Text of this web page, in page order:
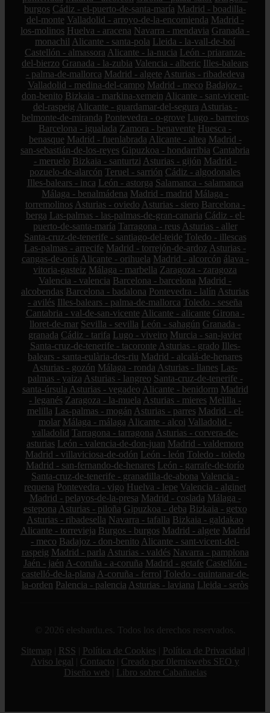
burgos Cádiz - el-puerto-de-santa-maría Madrid - boadilla-
del-monte Valladolid - arroyo-de-la-encomienda Madrid -
los-molinos Huelva - aracena Navarra - mendavia Granada -
monachil Alicante - santa-pola Lleida - la-vall-de-boí
Castellón - almassora Alicante - la-nucia León - priaranza-
del-bierzo Granada - la-zubia Valencia - alberic Illes-balears
- palma-de-mallorca Madrid - algete Asturias - ribadedeva
Valladolid - medina-del-campo Madrid - meco Badajoz -
don-benito Bizkaia - markina-xemein Alicante - sant-vicent-
del-raspeig Alicante - guardamar-del-segura Asturias -
belmonte-de-miranda Pontevedra - o-grove Lugo - barreiros
Barcelona - igualada Zamora - benavente Huesca -
benasque Madrid - fuenlabrada Alicante - altea Madrid -
san-sebastián-de-los-reyes Gipuzkoa - hondarribia Cantabria
- meruelo Bizkaia - santurtzi Asturias - gijón Madrid -
pozuelo-de-alarcón Teruel - sarrión Cádiz - algodonales
Illes-balears - inca León - astorga Salamanca - salamanca
Málaga - benalmádena Madrid - madrid Málaga -
torremolinos Asturias - oviedo Asturias - siero Barcelona -
berga Las-palmas - las-palmas-de-gran-canaria Cádiz - el-
puerto-de-santa-maría Tarragona - reus Asturias - aller
Santa-cruz-de-tenerife - santiago-del-teide Toledo - illescas
Las-palmas - arrecife Madrid - torrejón-de-ardoz Asturias -
cangas-de-onís Alicante - orihuela Madrid - alcorcón álava -
vitoria-gasteiz Málaga - marbella Zaragoza - zaragoza
Valencia - valencia Barcelona - barcelona Madrid -
alcobendas Barcelona - badalona Pontevedra - lalín Asturias
- avilés Illes-balears - palma-de-mallorca Toledo - seseña
Cantabria - val-de-san-vicente Alicante - alicante Girona -
lloret-de-mar Sevilla - sevilla León - sahagún Granada -
granada Cádiz - tarifa Lugo - viveiro Murcia - san-javier
Santa-cruz-de-tenerife - tacoronte Asturias - grado Illes-
balears - santa-eulària-des-riu Madrid - alcalá-de-henares
Asturias - gozón Málaga - ronda Asturias - llanes Las-
palmas - yaiza Asturias - langreo Santa-cruz-de-tenerife -
santa-úrsula Asturias - vegadeo Alicante - benidorm Madrid
- leganés Zaragoza - la-muela Asturias - mieres Melilla -
melilla Las-palmas - mogán Asturias - parres Madrid - el-
molar Málaga - málaga Alicante - alcoi Valladolid -
valladolid Tarragona - tarragona Asturias - corvera-de-
asturias León - valencia-de-don-juan Madrid - valdemoro
Madrid - villaviciosa-de-odón León - león Toledo - toledo
Madrid - san-fernando-de-henares León - garrafe-de-torío
Santa-cruz-de-tenerife - granadilla-de-abona Valencia -
requena Pontevedra - vigo Huelva - lepe Valencia - alginet
Madrid - pelayos-de-la-presa Madrid - coslada Málaga -
estepona Asturias - piloña Gipuzkoa - deba Bizkaia - getxo
Asturias - ribadesella Navarra - tafalla Bizkaia - galdakao
Alicante - torrevieja Burgos - burgos Madrid - algete Madrid
- meco Badajoz - don-benito Alicante - sant-vicent-del-
raspeig Madrid - parla Asturias - valdés Navarra - pamplona
Jaén - jaén A-coruña - a-coruña Madrid - getafe Castellón -
castelló-de-la-plana A-coruña - ferrol Toledo - quintanar-de-
la-orden Palencia - palencia Asturias - laviana Lleida - seròs
© 2026 elesbardu.es. Todos los derechos reservados.
Sitemap
RSS Política de Cookies Política de Privacidad
Aviso legal
Contacto
Creado por 0lemiswebs SEO y
Diseño web
Libro sobre Cabañuelas